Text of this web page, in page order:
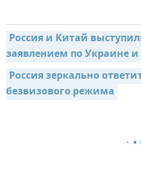
Россия и Китай
заявлением по Украине и
Россия зеркально
безвизового режима